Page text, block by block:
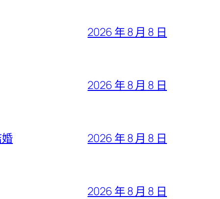
2026 年 8 月 8 日
2026 年 8 月 8 日
2026 年 8 月 8 日
2026 年 8 月 8 日